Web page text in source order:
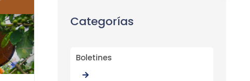
Categorías
Boletines